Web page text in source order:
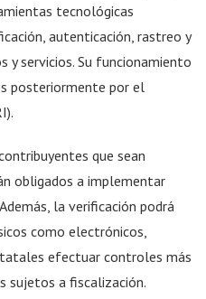
tecnológicas
autenticación, rastreo y
y servicios. Su funcionamiento
posteriormente por el
que sean
obligados a implementar
la verificación podrá
como electrónicos,
efectuar controles más
sujetos a fiscalización.